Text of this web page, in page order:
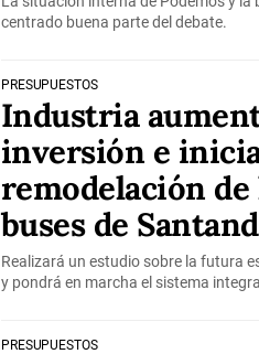
centrado buena parte del debate.
PRESUPUESTOS
Industria
inversión e
remodelación de
buses de
Realizará un estudio sobre la futura
y pondrá en marcha el sistema
PRESUPUESTOS